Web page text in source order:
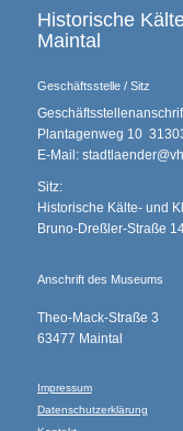
Historische
Maintal
Geschäftsstelle / Sitz
Plantagenweg 10
E-Mail:
Sitz:
Historische Kälte- und
Bruno-Dreßler-Straße
Anschrift des Museums
Theo-Mack-Straße 3
63477 Maintal
Impressum
Datenschutzerklärung